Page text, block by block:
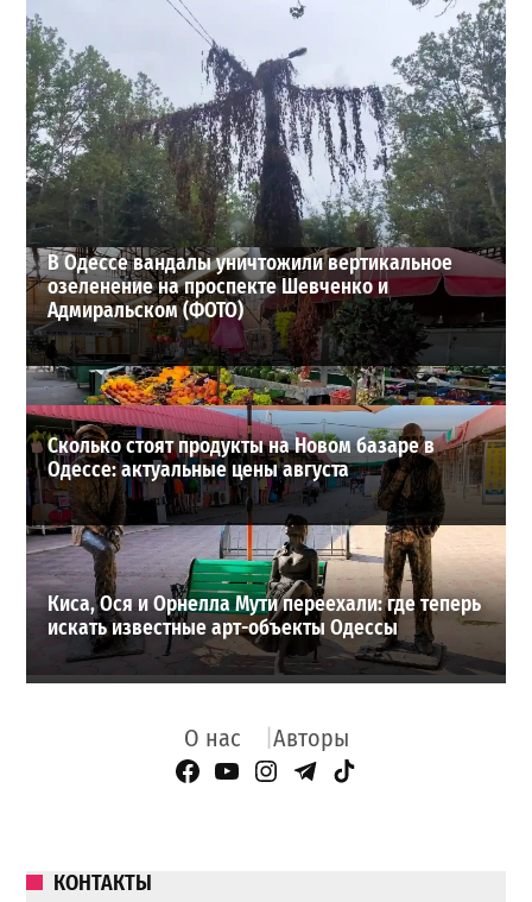
Днестр рекордно обмелел: одесситов просят срочно
экономить воду
2
29-07-2026 в 19:28
ВИБОР РЕДАКЦИИ
В Одессе вандалы уничтожили вертикальное
озеленение на проспекте Шевченко и
Адмиральском (ФОТО)
Сколько стоят продукты на Новом базаре в
Одессе: актуальные цены августа
Киса, Ося и Орнелла Мути переехали: где теперь
искать известные арт-объекты Одессы
О нас Авторы
Facebook Page
YouTube
Instagram
Telegram
TikTok
КОНТАКТЫ